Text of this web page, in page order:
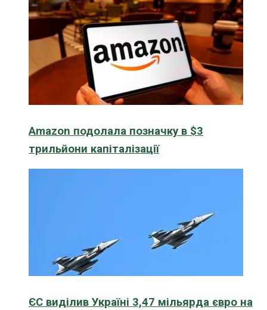
Amazon подолала позначку в $3
трильйони капіталізації
ЄС виділив Україні 3,47 мільярда євро на